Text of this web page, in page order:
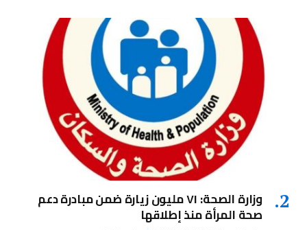
وزارة الصحة: ٧١ مليون زيارة ضمن مبادرة دعم
صحة المرأة منذ إطلاقها